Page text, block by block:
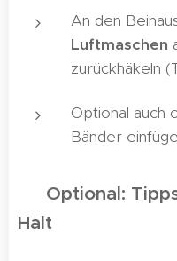
An den
Luftmaschen
zurückhäkeln
Optional auch
Bänder
Optional:
Halt